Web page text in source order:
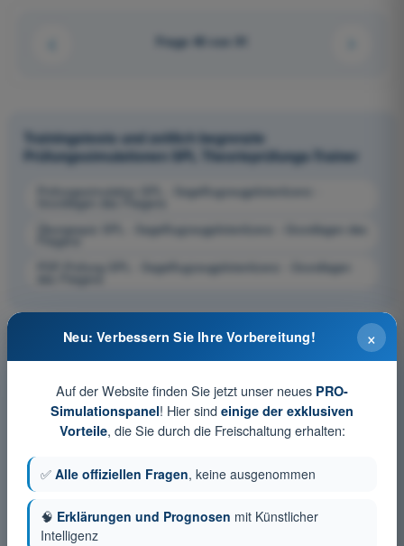
Frage 40 von 91
Trainingstests und zeitlich begrenzte
Prüfungssimulationen SPL Theorieprüfungs-Trainer
Prüfungssimulation SPL - Segelflugzeugpilotenlizenz -
Übungsquiz SPL - Segelflugzeugpilotenlizenz - Grundlagen des
PDF-Prüfung SPL - Segelflugzeugpilotenlizenz - Grundlagen
×
Neu: Verbessern Sie Ihre Vorbereitung!
Auf der Website finden Sie jetzt unser neues PRO-
Simulationspanel! Hier sind einige der exklusiven
Vorteile, die Sie durch die Freischaltung erhalten:
✅ Alle offiziellen Fragen, keine ausgenommen
🧠 Erklärungen und Prognosen mit Künstlicher
Intelligenz